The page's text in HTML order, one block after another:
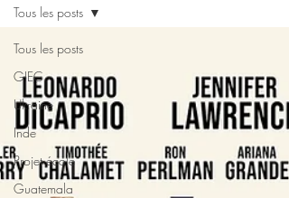
Tous les posts
GIEC
Ukraine
Inde
Projet école
Guatemala
Tous les posts